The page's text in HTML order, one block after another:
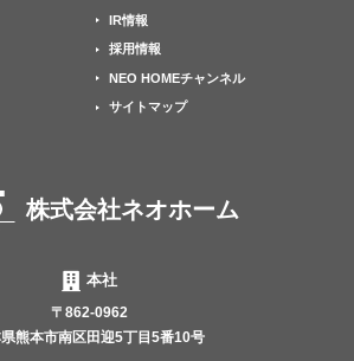
IR情報
採用情報
NEO HOMEチャンネル
サイトマップ
株式会社ネオホーム
本社
〒862-0962
熊本市南区田迎5丁目5番10号